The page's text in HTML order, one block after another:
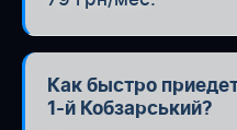
Как быстро
1-й Кобзарський?